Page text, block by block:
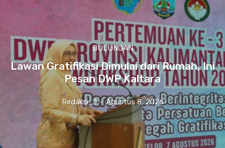
BULUNGAN
Lawan Gratifikasi Dimulai dari Rumah, Ini
Pesan DWP Kaltara
Redaksi_1 - Agustus 8, 2026